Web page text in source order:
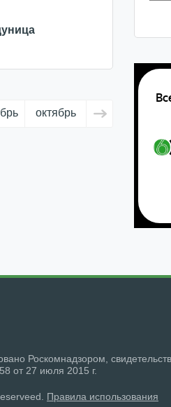
октябрь ноябрь
Роскомнадзором,
от 27 июля 2015 г.
Правила использования